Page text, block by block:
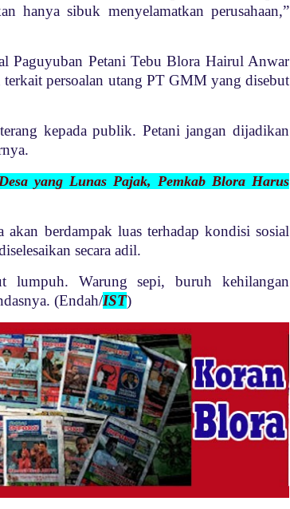
hanya sibuk menyelamatkan perusahaan,”
Paguyuban Petani Tebu Blora Hairul Anwar
persoalan utang PT GMM yang disebut
kepada publik. Petani jangan dijadikan
yang Lunas Pajak, Pemkab Blora Harus
berdampak luas terhadap kondisi sosial
secara adil.
lumpuh. Warung sepi, buruh kehilangan
(Endah/IST)